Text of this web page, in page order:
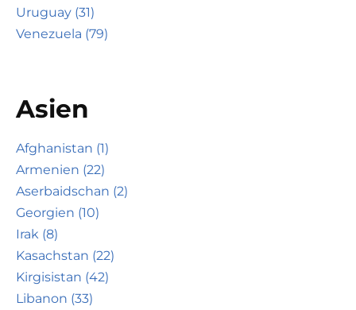
Uruguay (31)
Venezuela (79)
Asien
Afghanistan (1)
Armenien (22)
Aserbaidschan (2)
Georgien (10)
Irak (8)
Kasachstan (22)
Kirgisistan (42)
Libanon (33)